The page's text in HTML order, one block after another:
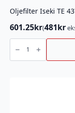
Oljefilter Iseki TE
601.25kr(481kr
Oljefilter
TE
4370